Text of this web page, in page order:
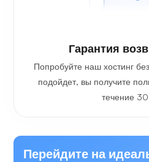
Гарантия
Попробуйте наш хостинг
подойдет, вы получите
течение
Перейдите на